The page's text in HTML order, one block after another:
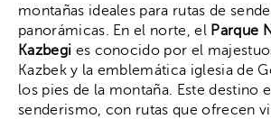
montañas ideales para rutas de
panorámicas. En el norte, el Parque
Kazbegi es conocido por el
Kazbek y la emblemática iglesia de
los pies de la montaña. Este destino
senderismo, con rutas que ofrecen